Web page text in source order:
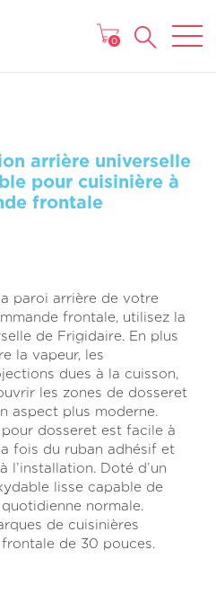
0
arrière universelle
pour cuisinière à
frontale
paroi arrière de votre
frontale, utilisez la
de Frigidaire. En plus
la vapeur, les
dues à la cuisson,
les zones de dosseret
aspect plus moderne.
pour dosseret est facile à
fois du ruban adhésif et
l’installation. Doté d’un
lisse capable de
normale.
de cuisinières
de 30 pouces.